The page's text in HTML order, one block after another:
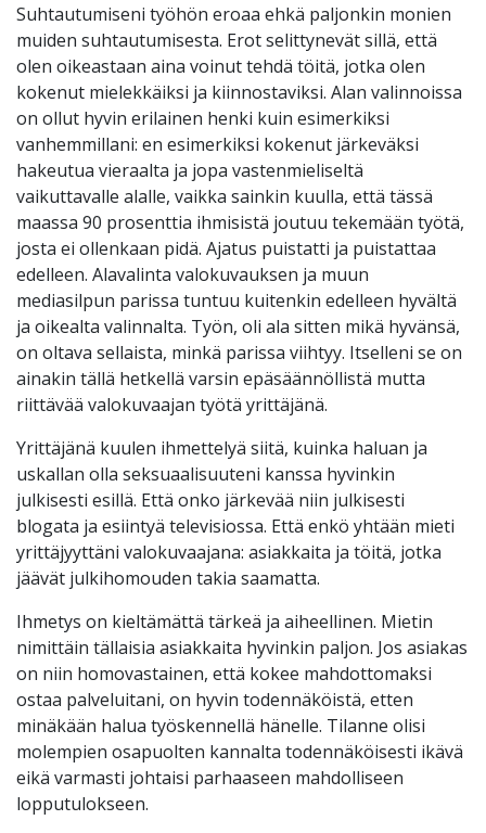
Suhtautumiseni työhön eroaa ehkä paljonkin monien
muiden suhtautumisesta. Erot selittynevät sillä, että
olen oikeastaan aina voinut tehdä töitä, jotka olen
kokenut mielekkäiksi ja kiinnostaviksi. Alan valinnoissa
on ollut hyvin erilainen henki kuin esimerkiksi
vanhemmillani: en esimerkiksi kokenut järkeväksi
hakeutua vieraalta ja jopa vastenmieliseltä
vaikuttavalle alalle, vaikka sainkin kuulla, että tässä
maassa 90 prosenttia ihmisistä joutuu tekemään työtä,
josta ei ollenkaan pidä. Ajatus puistatti ja puistattaa
edelleen. Alavalinta valokuvauksen ja muun
mediasilpun parissa tuntuu kuitenkin edelleen hyvältä
ja oikealta valinnalta. Työn, oli ala sitten mikä hyvänsä,
on oltava sellaista, minkä parissa viihtyy. Itselleni se on
ainakin tällä hetkellä varsin epäsäännöllistä mutta
riittävää valokuvaajan työtä yrittäjänä.
Yrittäjänä kuulen ihmettelyä siitä, kuinka haluan ja
uskallan olla seksuaalisuuteni kanssa hyvinkin
julkisesti esillä. Että onko järkevää niin julkisesti
blogata ja esiintyä televisiossa. Että enkö yhtään mieti
yrittäjyyttäni valokuvaajana: asiakkaita ja töitä, jotka
jäävät julkihomouden takia saamatta.
Ihmetys on kieltämättä tärkeä ja aiheellinen. Mietin
nimittäin tällaisia asiakkaita hyvinkin paljon. Jos asiakas
on niin homovastainen, että kokee mahdottomaksi
ostaa palveluitani, on hyvin todennäköistä, etten
minäkään halua työskennellä hänelle. Tilanne olisi
molempien osapuolten kannalta todennäköisesti ikävä
eikä varmasti johtaisi parhaaseen mahdolliseen
lopputulokseen.